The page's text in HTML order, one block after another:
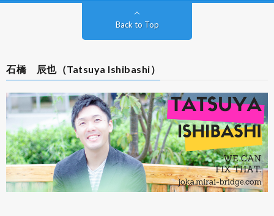
Back to Top
石橋 辰也（Tatsuya Ishibashi）